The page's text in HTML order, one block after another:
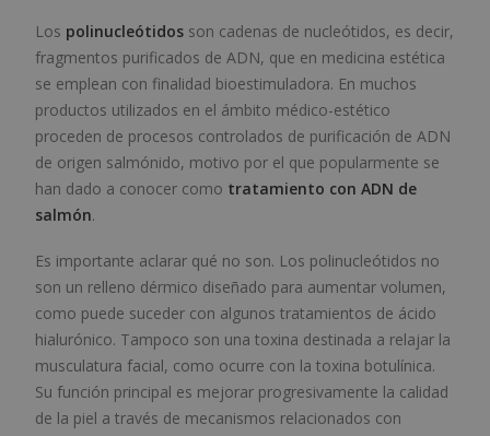
Los polinucleótidos son cadenas de nucleótidos, es decir,
fragmentos purificados de ADN, que en medicina estética
se emplean con finalidad bioestimuladora. En muchos
productos utilizados en el ámbito médico-estético
proceden de procesos controlados de purificación de ADN
de origen salmónido, motivo por el que popularmente se
han dado a conocer como tratamiento con ADN de
salmón.
Es importante aclarar qué no son. Los polinucleótidos no
son un relleno dérmico diseñado para aumentar volumen,
como puede suceder con algunos tratamientos de ácido
hialurónico. Tampoco son una toxina destinada a relajar la
musculatura facial, como ocurre con la toxina botulínica.
Su función principal es mejorar progresivamente la calidad
de la piel a través de mecanismos relacionados con